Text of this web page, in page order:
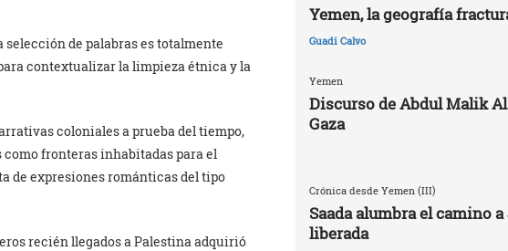
selección de palabras es totalmente
contextualizar la limpieza étnica y la
coloniales a prueba del tiempo,
fronteras inhabitadas para el
de expresiones románticas del tipo
recién llegados a Palestina adquirió
Yemen, la geografía
Guadi Calvo
Yemen
Discurso de Abdul Malik
Gaza
Crónica desde Yemen (III)
Saada alumbra el camino
liberada